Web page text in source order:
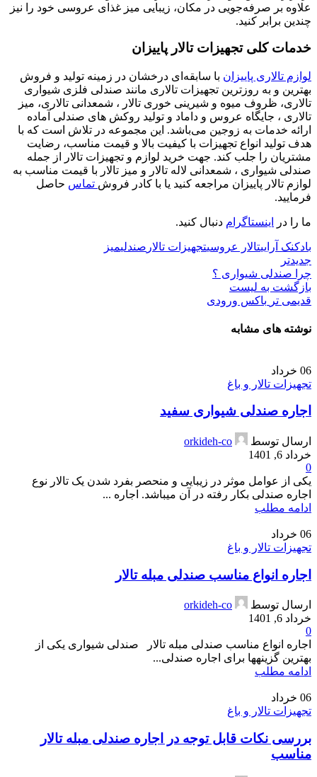
علاوه بر صرفه‌جویی در مکان، زیبایی میز غذای عروسی خود را نیز
چندین برابر کنید.
خدمات کلی تجهیزات تالار پاییزان
لوازم تالاری پاییزان با سابقه‌ای درخشان در زمینه تولید و فروش
بهترین و به روز‌ترین تجهیزات تالاری مانند صندلی فلزی شیواری
تالاری، ظروف میوه و شیرینی خوری تالار ، شمعدانی تالاری، میز
تالاری ، جایگاه عروس و داماد و تولید روکش های صندلی آماده
ارائه خدمات به زوجین می‌باشد. این مجموعه در تلاش است که با
هدف تولید انواع تجهیزات با کیفیت بالا و قیمت مناسب، رضایت
مشتریان را جلب کند. جهت خرید لوازم و تجهیزات تالار از جمله
صندلی شیواری ، شمعدانی لاله تالار و میز تالار با قیمت مناسب به
لوازم تالار پاییزان مراجعه کنید یا با کادر فروش تماس حاصل
فرمایید.
ما را در اینستاگرام دنبال کنید.
بادکنک آراییتالار عروسیتجهیزات تالار صندلیمیز
جدیدتر
چرا صندلی شیواری ؟
بازگشت به لیست
قدیمی تر باکس ورودی
نوشته های مشابه
06 خرداد
تجهیزات تالار و باغ
اجاره صندلی شیواری سفید
ارسال توسط
orkideh-co
خرداد 6, 1401
0
یکی از عوامل موثر در زیبایی و منحصر بفرد شدن یک تالار نوع
اجاره صندلی بکار رفته در آن میباشد. اجاره ...
ادامه مطلب
06 خرداد
تجهیزات تالار و باغ
اجاره انواع مناسب صندلی مبله تالار
ارسال توسط
orkideh-co
خرداد 6, 1401
0
اجاره انواع مناسب صندلی مبله تالار صندلی شیواری یکی از
بهترین گزینه­ها برای اجاره صندلی...
ادامه مطلب
06 خرداد
تجهیزات تالار و باغ
بررسی نکات قابل توجه در اجاره صندلی مبله تالار
مناسب